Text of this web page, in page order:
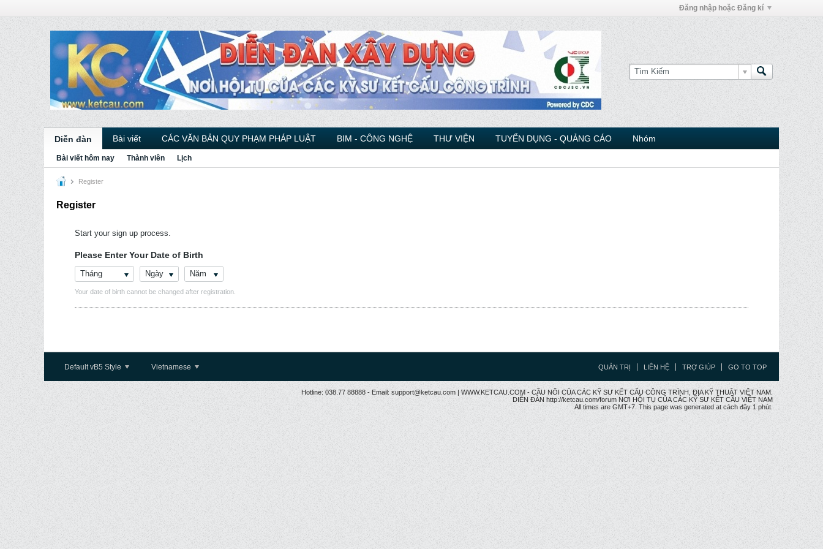
Đăng nhập hoặc Đăng kí
Diễn đàn Bài viết CÁC VĂN BẢN QUY PHẠM PHÁP LUẬT BIM - CÔNG NGHỆ THƯ VIỆN TUYỂN DỤNG - QUẢNG CÁO Nhóm
Bài viết hôm nay Thành viên Lịch
Register
Register
Start your sign up process.
Please Enter Your Date of Birth
Tháng Ngày Năm
Your date of birth cannot be changed after registration.
Default vB5 Style Vietnamese QUẢN TRỊ LIÊN HỆ TRỢ GIÚP GO TO TOP
Hotline: 038.77 88888 - Email: support@ketcau.com | WWW.KETCAU.COM - CẦU NỐI CỦA CÁC KỸ SƯ KẾT CẤU CÔNG TRÌNH, ĐỊA KỸ THUẬT VIỆT NAM.
DIỄN ĐÀN http://ketcau.com/forum NƠI HỘI TỤ CỦA CÁC KỸ SƯ KẾT CÂU VIỆT NAM
All times are GMT+7. This page was generated at cách đây 1 phút.